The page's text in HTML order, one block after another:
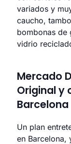
variados y
caucho,
bombonas de
vidrio
Mercado
Original y
Barcelona
Un plan
en Barcelona,